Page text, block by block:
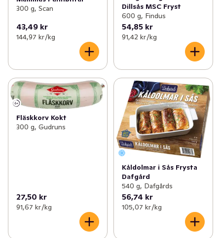
300 g, Scan
43,49 kr
144,97 kr /kg
Dillsås MSC Fryst
600 g, Findus
54,85 kr
91,42 kr /kg
Fläskkorv Kokt
300 g, Gudruns
27,50 kr
91,67 kr /kg
Kåldolmar i Sås Frysta
Dafgård
540 g, Dafgårds
56,74 kr
105,07 kr /kg